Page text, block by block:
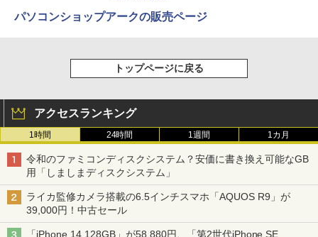
パソコンショップアークの販売ページ
トップページに戻る
アクセスランキング
1時間 24時間 1週間 1カ月
令和のファミコンディスクシステム？安価に書き換え可能なGB
用「しましまディスクシステム」
ライカ監修カメラ搭載の6.5インチスマホ「AQUOS R9」が
39,000円！中古セール
「iPhone 14 128GB」が58,880円、「第2世代iPhone SE